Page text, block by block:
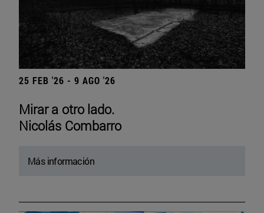
25 FEB '26 - 9 AGO '26
Mirar a otro lado.
Nicolás Combarro
Más información